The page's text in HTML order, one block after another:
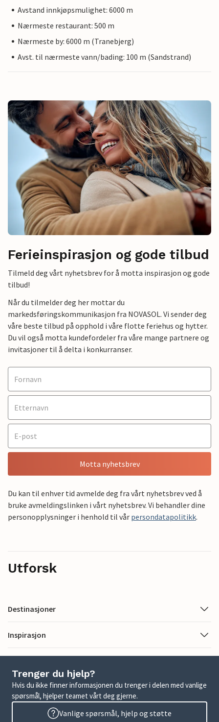
Avstand innkjøpsmulighet: 6000 m
Nærmeste restaurant: 500 m
Nærmeste by: 6000 m (Tranebjerg)
Avst. til nærmeste vann/bading: 100 m (Sandstrand)
Ferieinspirasjon og gode tilbud
Tilmeld deg vårt nyhetsbrev for å motta inspirasjon og gode
tilbud!
Når du tilmelder deg her mottar du
markedsføringskommunikasjon fra NOVASOL. Vi sender deg
våre beste tilbud på opphold i våre flotte feriehus og hytter.
Du vil også motta kundefordeler fra våre mange partnere og
invitasjoner til å delta i konkurranser.
Motta nyhetsbrev
Du kan til enhver tid avmelde deg fra vårt nyhetsbrev ved å
bruke avmeldingslinken i vårt nyhetsbrev. Vi behandler dine
personopplysninger i henhold til vår persondatapolitikk.
Utforsk
Destinasjoner
Inspirasjon
Trenger du hjelp?
Hvis du ikke finner informasjonen du trenger i delen med vanlige
spørsmål, hjelper teamet vårt deg gjerne.
Vanlige spørsmål, hjelp og støtte